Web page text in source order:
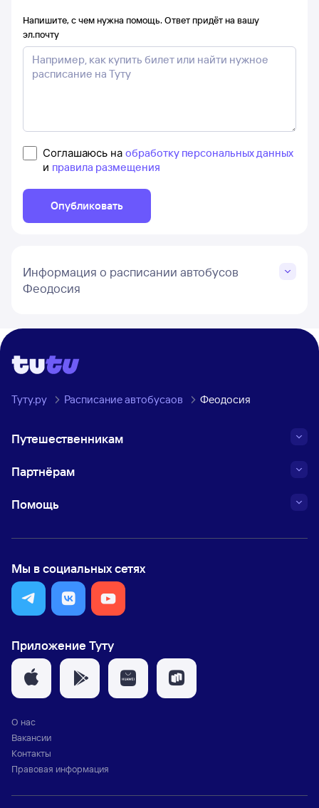
Напишите, с чем нужна помощь. Ответ придёт на вашу
эл.почту
Соглашаюсь на обработку персональных данных
и правила размещения
Опубликовать
Информация о расписании автобусов
Феодосия
Туту.ру Расписание автобусаов Феодосия
Путешественникам
Партнёрам
Помощь
Мы в социальных сетях
Приложение Туту
О нас
Вакансии
Контакты
Правовая информация